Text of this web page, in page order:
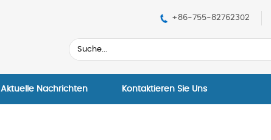
+86-755-82762302
Aktuelle Nachrichten Kontaktieren Sie Uns